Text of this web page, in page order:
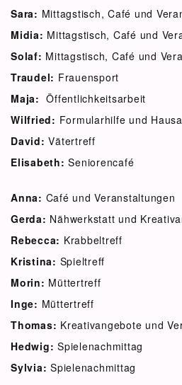
Sara: Mittagstisch, Café und
Midia: Mittagstisch, Café und
Solaf: Mittagstisch, Café und
Traudel: Frauensport
Maja: Öffentlichkeitsarbeit
Wilfried: Formularhilfe und
David: Vätertreff
Elisabeth: Seniorencafé
Anna: Café und Veranstaltungen
Gerda: Nähwerkstatt und
Rebecca: Krabbeltreff
Kristina: Spieltreff
Morin: Müttertreff
Inge: Müttertreff
Thomas: Kreativangebote und
Hedwig: Spielenachmittag
Sylvia: Spielenachmittag